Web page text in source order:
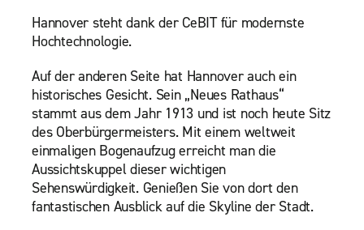
Hannover steht dank der CeBIT für modernste
Hochtechnologie.
Auf der anderen Seite hat Hannover auch ein
historisches Gesicht. Sein „Neues Rathaus“
stammt aus dem Jahr 1913 und ist noch heute Sitz
des Oberbürgermeisters. Mit einem weltweit
einmaligen Bogenaufzug erreicht man die
Aussichtskuppel dieser wichtigen
Sehenswürdigkeit. Genießen Sie von dort den
fantastischen Ausblick auf die Skyline der Stadt.